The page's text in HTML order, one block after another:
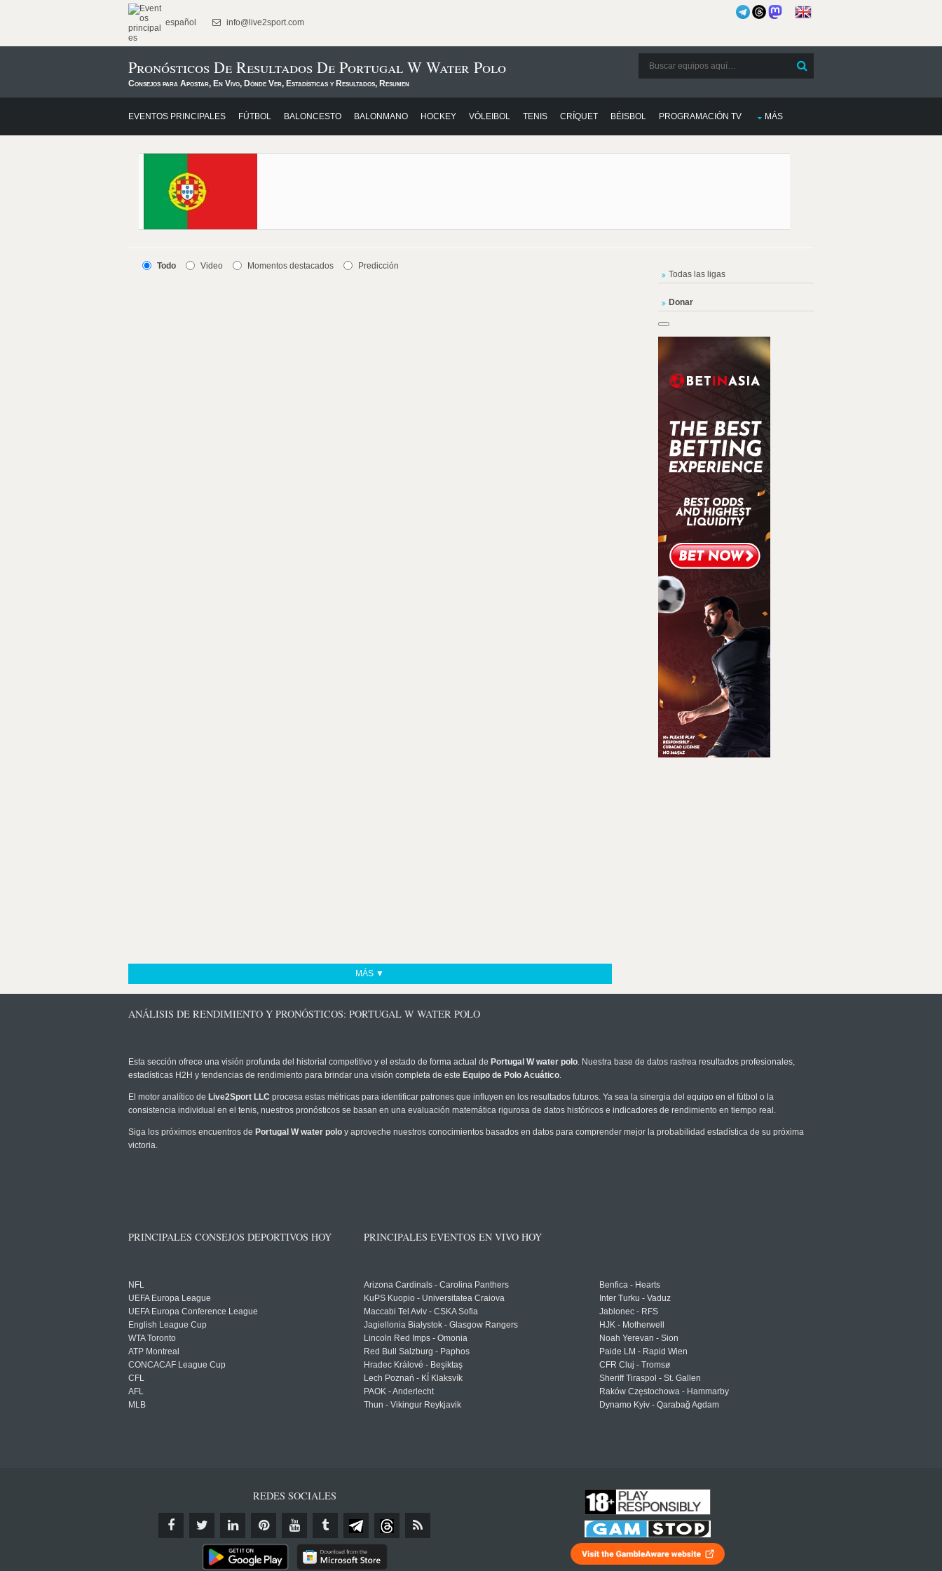
español info@live2sport.com
Pronósticos De Resultados De Portugal W Water Polo
Consejos para Apostar, En Vivo, Dónde Ver, Estadísticas y Resultados, Resumen
EVENTOS PRINCIPALES FÚTBOL BALONCESTO BALONMANO HOCKEY VÓLEIBOL TENIS CRÍQUET BÉISBOL PROGRAMACIÓN TV MÁS
Todo Video Momentos destacados Predicción
MÁS ▼
Todas las ligas
Donar
ANÁLISIS DE RENDIMIENTO Y PRONÓSTICOS: PORTUGAL W WATER POLO
Esta sección ofrece una visión profunda del historial competitivo y el estado de forma actual de Portugal W water polo. Nuestra base de datos rastrea resultados profesionales,
estadísticas H2H y tendencias de rendimiento para brindar una visión completa de este Equipo de Polo Acuático.
El motor analítico de Live2Sport LLC procesa estas métricas para identificar patrones que influyen en los resultados futuros. Ya sea la sinergia del equipo en el fútbol o la
consistencia individual en el tenis, nuestros pronósticos se basan en una evaluación matemática rigurosa de datos históricos e indicadores de rendimiento en tiempo real.
Siga los próximos encuentros de Portugal W water polo y aproveche nuestros conocimientos basados en datos para comprender mejor la probabilidad estadística de su próxima
victoria.
PRINCIPALES CONSEJOS DEPORTIVOS HOY
NFL
UEFA Europa League
UEFA Europa Conference League
English League Cup
WTA Toronto
ATP Montreal
CONCACAF League Cup
CFL
AFL
MLB
PRINCIPALES EVENTOS EN VIVO HOY
Arizona Cardinals - Carolina Panthers
KuPS Kuopio - Universitatea Craiova
Maccabi Tel Aviv - CSKA Sofia
Jagiellonia Białystok - Glasgow Rangers
Lincoln Red Imps - Omonia
Red Bull Salzburg - Paphos
Hradec Králové - Beşiktaş
Lech Poznań - KÍ Klaksvík
PAOK - Anderlecht
Thun - Vikingur Reykjavik
Benfica - Hearts
Inter Turku - Vaduz
Jablonec - RFS
HJK - Motherwell
Noah Yerevan - Sion
Paide LM - Rapid Wien
CFR Cluj - Tromsø
Sheriff Tiraspol - St. Gallen
Raków Częstochowa - Hammarby
Dynamo Kyiv - Qarabağ Agdam
REDES SOCIALES